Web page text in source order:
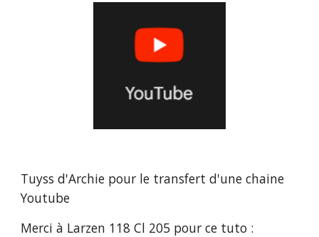
Tuyss d'Archie pour le transfert d'une chaine
Youtube
Merci à Larzen 118 Cl 205 pour ce tuto :